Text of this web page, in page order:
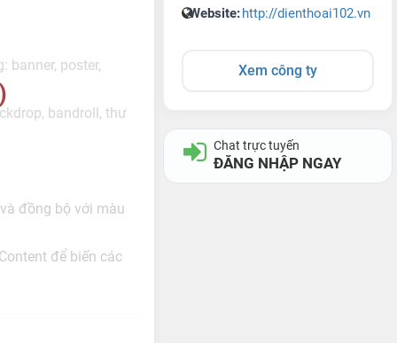
banner, poster,
bandroll, thư
đồng bộ với màu
để biến các
Website:http://dienthoai102.vn
Xem công ty
Chat trực tuyến
ĐĂNG NHẬP NGAY